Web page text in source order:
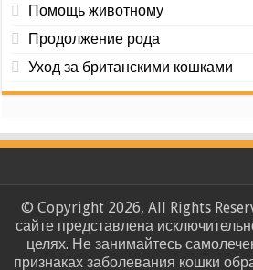
Помощь животному
Продолжение рода
Уход за британскими кошками
© Copyright 2026, All Rights
сайте представлена
целях. Не занимайтесь
признаках заболевания кошки